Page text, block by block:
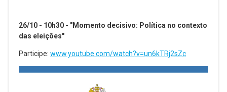
26/10 - 10h30 - "Momento decisivo: Política no contexto
das eleições"
Participe: www.youtube.com/watch?v=un6kTRj2sZc